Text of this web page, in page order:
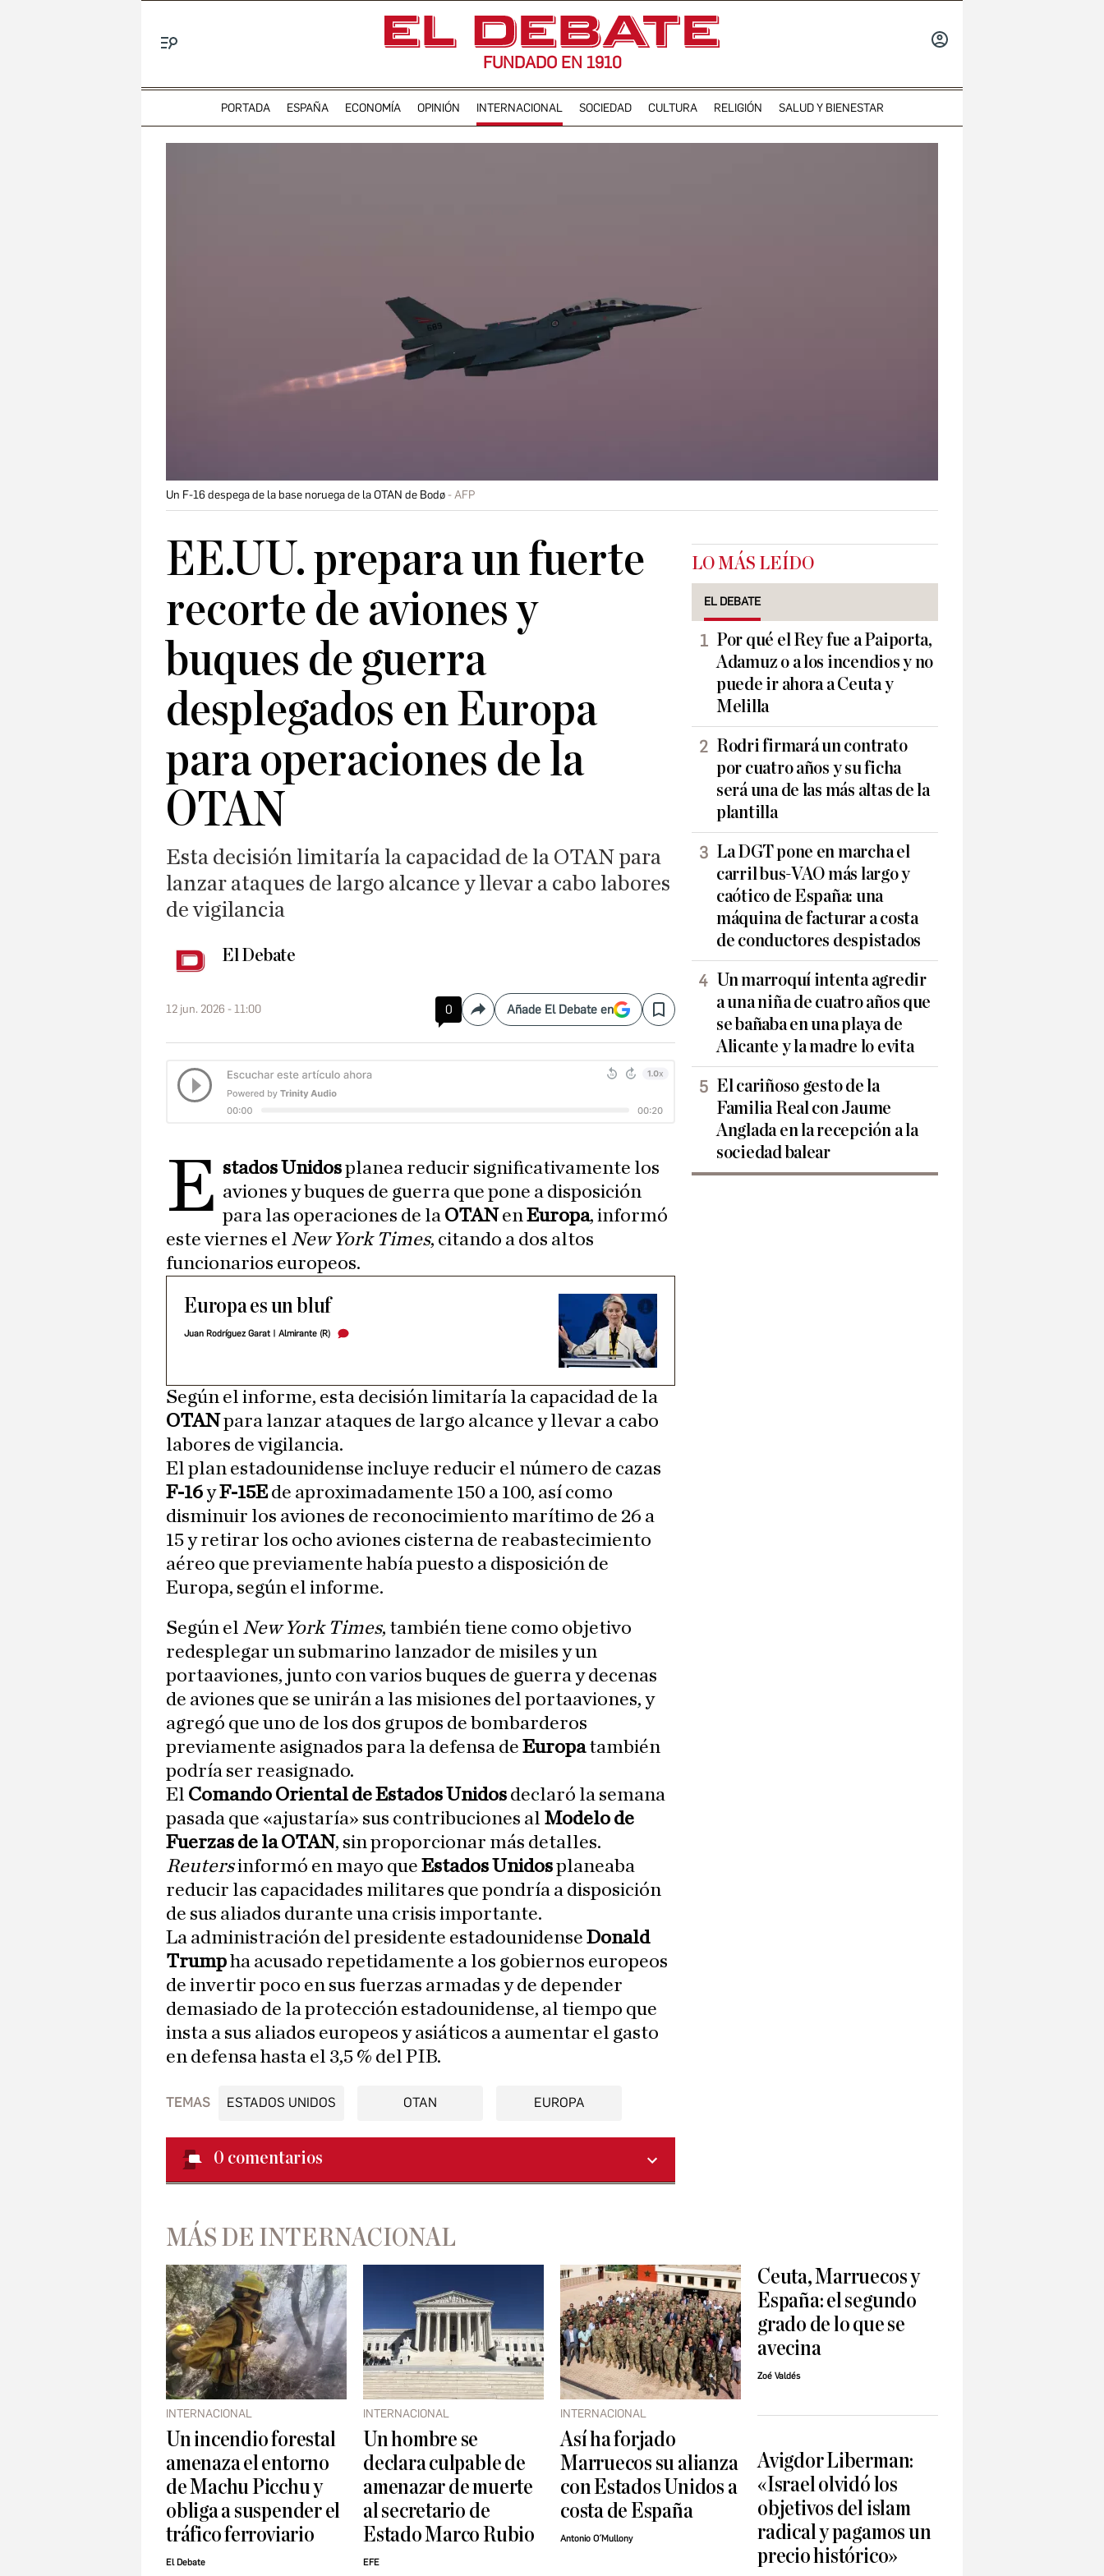
FUNDADO EN 1910
PORTADA ESPAÑA ECONOMÍA OPINIÓN INTERNACIONAL SOCIEDAD CULTURA RELIGIÓN SALUD Y BIENESTAR
Un F-16 despega de la base noruega de la OTAN de Bodø AFP
EE.UU. prepara un fuerte
recorte de aviones y
buques de guerra
desplegados en Europa
para operaciones de la
OTAN
Esta decisión limitaría la capacidad de la OTAN para
lanzar ataques de largo alcance y llevar a cabo labores
de vigilancia
El Debate
12 jun. 2026 - 11:00 0 CompartirAñade El Debate en Save
E stados Unidosplanea reducir significativamente los
aviones y buques de guerra que pone a disposición
para las operaciones de la OTANenEuropa, informó
este viernes el New York Times, citando a dos altos
funcionarios europeos.
Europa es un bluf
Juan Rodríguez Garat | Almirante (R)
Según el informe, esta decisión limitaría la capacidad de la
OTANpara lanzar ataques de largo alcance y llevar a cabo
labores de vigilancia.
El plan estadounidense incluye reducir el número de cazas
F-16yF-15E de aproximadamente 150 a 100, así como
disminuir los aviones de reconocimiento marítimo de 26 a
15 y retirar los ocho aviones cisterna de reabastecimiento
aéreo que previamente había puesto a disposición de
Europa, según el informe.
Según el New York Times, también tiene como objetivo
redesplegar un submarino lanzador de misiles y un
portaaviones, junto con varios buques de guerra y decenas
de aviones que se unirán a las misiones del portaaviones, y
agregó que uno de los dos grupos de bombarderos
previamente asignados para la defensa de Europatambién
podría ser reasignado.
El Comando Oriental de Estados Unidos declaró la semana
pasada que «ajustaría» sus contribuciones al Modelo de
Fuerzas de la OTAN, sin proporcionar más detalles.
Reutersinformó en mayo que Estados Unidosplaneaba
reducir las capacidades militares que pondría a disposición
de sus aliados durante una crisis importante.
La administración del presidente estadounidense Donald
Trumpha acusado repetidamente a los gobiernos europeos
de invertir poco en sus fuerzas armadas y de depender
demasiado de la protección estadounidense, al tiempo que
insta a sus aliados europeos y asiáticos a aumentar el gasto
en defensa hasta el 3,5 % del PIB.
TEMAS ESTADOS UNIDOS OTAN EUROPA
0 comentarios
LO MÁS LEÍDO
EL DEBATE
Por qué el Rey fue a Paiporta,
Adamuz o a los incendios y no
puede ir ahora a Ceuta y
Melilla
Rodri firmará un contrato
por cuatro años y su ficha
será una de las más altas de la
plantilla
La DGT pone en marcha el
carril bus-VAO más largo y
caótico de España: una
máquina de facturar a costa
de conductores despistados
Un marroquí intenta agredir
a una niña de cuatro años que
se bañaba en una playa de
Alicante y la madre lo evita
El cariñoso gesto de la
Familia Real con Jaume
Anglada en la recepción a la
sociedad balear
MÁS DE INTERNACIONAL
INTERNACIONAL
Un incendio forestal
amenaza el entorno
de Machu Picchu y
obliga a suspender el
tráfico ferroviario
El Debate
INTERNACIONAL
Un hombre se
declara culpable de
amenazar de muerte
al secretario de
Estado Marco Rubio
EFE
INTERNACIONAL
Así ha forjado
Marruecos su alianza
con Estados Unidos a
costa de España
Antonio O´Mullony
Ceuta, Marruecos y
España: el segundo
grado de lo que se
avecina
Zoé Valdés
Avigdor Liberman:
«Israel olvidó los
objetivos del islam
radical y pagamos un
precio histórico»